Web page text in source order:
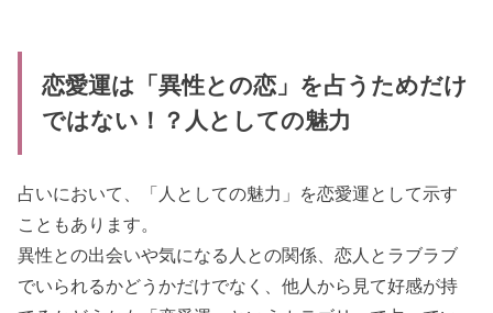
恋愛運は「異性との恋」を占うためだけ
ではない！？人としての魅力
占いにおいて、「人としての魅力」を恋愛運として示す
こともあります。
異性との出会いや気になる人との関係、恋人とラブラブ
でいられるかどうかだけでなく、他人から見て好感が持